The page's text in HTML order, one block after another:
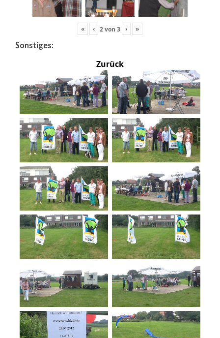
« ‹ 2von 3 › »
Sonstiges:
Zurück